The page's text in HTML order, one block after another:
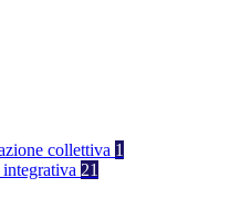
collettiva 1
21